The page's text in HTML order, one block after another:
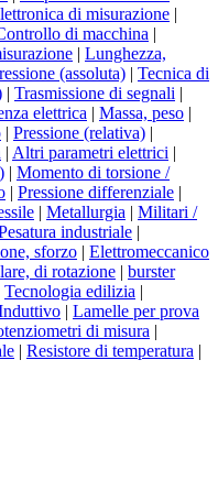
di misurazione |
di macchina |
| Lunghezza,
(assoluta) | Tecnica di
| Trasmissione di segnali |
elettrica | Massa, peso |
| Pressione (relativa) |
| Altri parametri elettrici |
| Momento di torsione /
| Pressione differenziale |
| Metallurgia | Militari /
industriale |
sforzo | Elettromeccanico
di rotazione | burster
Tecnologia edilizia |
| Lamelle per prova
di misura |
| Resistore di temperatura |